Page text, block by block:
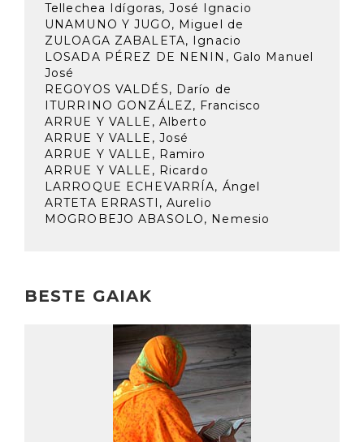
Tellechea Idígoras, José Ignacio
UNAMUNO Y JUGO, Miguel de
ZULOAGA ZABALETA, Ignacio
LOSADA PÉREZ DE NENIN, Galo Manuel
José
REGOYOS VALDÉS, Darío de
ITURRINO GONZÁLEZ, Francisco
ARRUE Y VALLE, Alberto
ARRUE Y VALLE, José
ARRUE Y VALLE, Ramiro
ARRUE Y VALLE, Ricardo
LARROQUE ECHEVARRÍA, Ángel
ARTETA ERRASTI, Aurelio
MOGROBEJO ABASOLO, Nemesio
BESTE GAIAK